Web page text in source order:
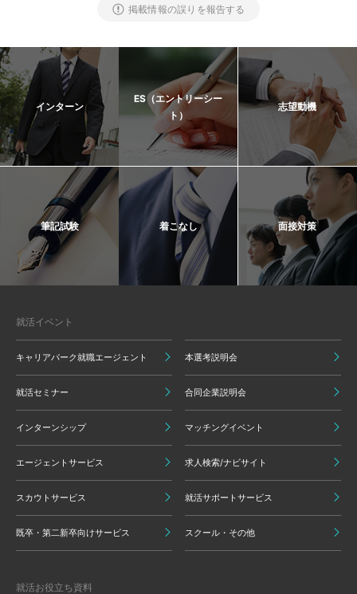
掲載情報の誤りを報告する
インターン
ES（エントリーシー
ト）
志望動機
筆記試験 着こなし 面接対策
就活イベント
キャリアパーク就職エージェント 本選考説明会
就活セミナー 合同企業説明会
インターンシップ マッチングイベント
エージェントサービス 求人検索/ナビサイト
スカウトサービス 就活サポートサービス
既卒・第二新卒向けサービス スクール・その他
就活お役立ち資料